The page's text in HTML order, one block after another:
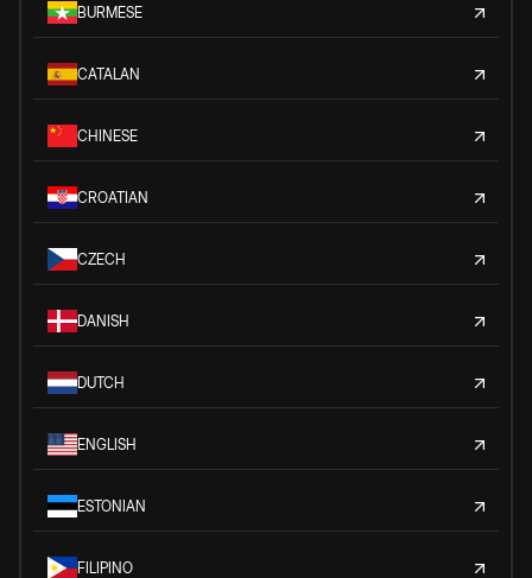
BURMESE
CATALAN
CHINESE
CROATIAN
CZECH
DANISH
DUTCH
ENGLISH
ESTONIAN
FILIPINO